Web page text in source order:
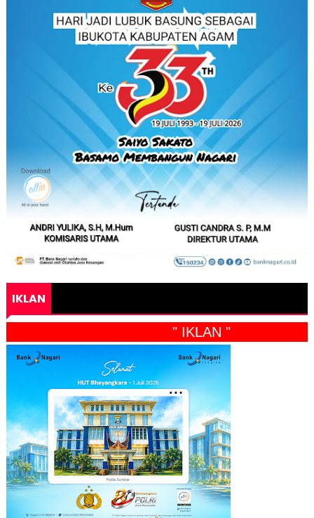
IKLAN
" IKLAN "